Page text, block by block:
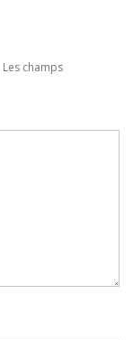
Les champs